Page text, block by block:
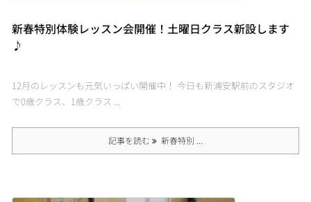
新春特別体験レッスン会開催！土曜日クラス新設します
♪
12月のレッスンも元気いっぱい開催中！ 今日も新浦安駅前のスタジオ
で0歳クラス、1歳クラス ...
記事を読む 新春特別 ...